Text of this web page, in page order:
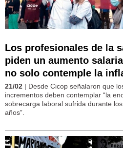
Los profesionales de la
piden un aumento
no solo contemple la
21/02 | Desde Cicop señalaron que
incrementos deben contemplar “la
sobrecarga laboral sufrida durante
años”.